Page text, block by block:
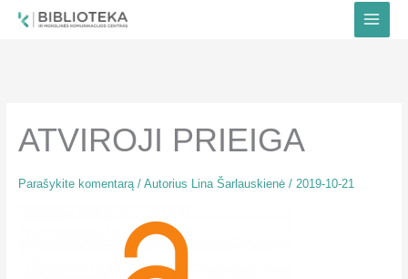
ATVIROJI PRIEIGA
Parašykite komentarą / Autorius Lina Šarlauskienė / 2019-10-21